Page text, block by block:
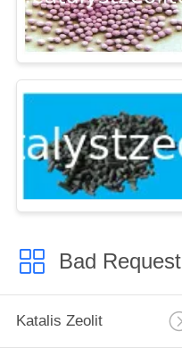
Bad Request
Katalis Zeolit